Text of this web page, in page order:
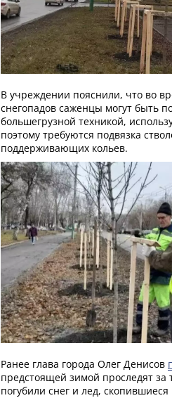
В учреждении пояснили, что во
снегопадов саженцы могут быть
большегрузной техникой,
поэтому требуются подвязка
поддерживающих кольев.
Ранее глава города Олег Денисов
предстоящей зимой проследят
погубили снег и лед, скопившиеся